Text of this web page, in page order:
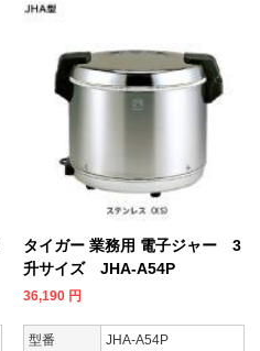
タイガー 業務用 電子ジャー 3
升サイズ JHA-A54P
36,190 円
型番
JHA-A54P